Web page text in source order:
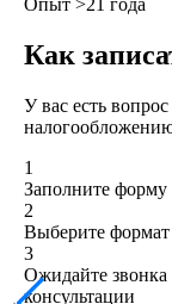
Опыт >21 года
Как
У вас есть
1
Заполните форму
2
Выберите формат
3
Ожидайте
консультации